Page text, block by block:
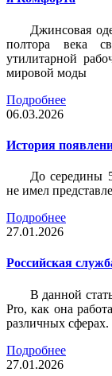
Джинсовая
полтора века
утилитарной
мировой моды
Подробнее
06.03.2026
История
До середины
не имел
Подробнее
27.01.2026
Российская
В данной
Pro, как она
различных сферах.
Подробнее
27.01.2026